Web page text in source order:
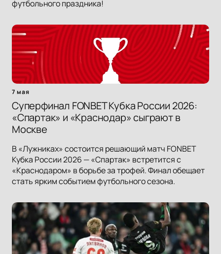
футбольного праздника!
7 мая
Суперфинал FONBET Кубка России 2026:
«Спартак» и «Краснодар» сыграют в
Москве
В «Лужниках» состоится решающий матч FONBET
Кубка России 2026 — «Спартак» встретится с
«Краснодаром» в борьбе за трофей. Финал обещает
стать ярким событием футбольного сезона.